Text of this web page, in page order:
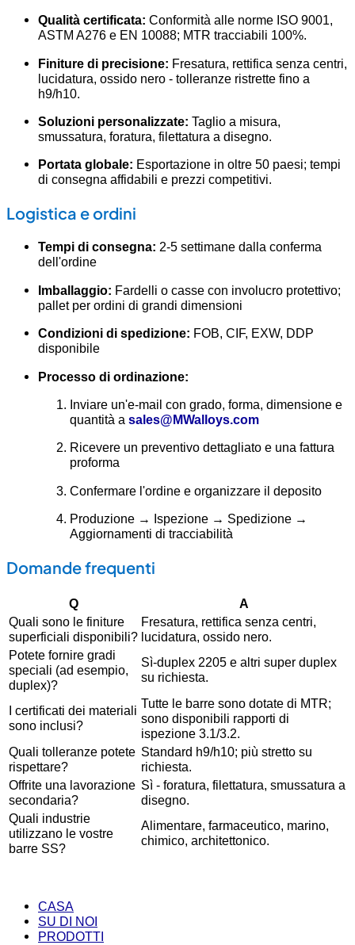
Qualità certificata: Conformità alle norme ISO 9001,
ASTM A276 e EN 10088; MTR tracciabili 100%.
Finiture di precisione: Fresatura, rettifica senza centri,
lucidatura, ossido nero - tolleranze ristrette fino a
h9/h10.
Soluzioni personalizzate: Taglio a misura,
smussatura, foratura, filettatura a disegno.
Portata globale: Esportazione in oltre 50 paesi; tempi
di consegna affidabili e prezzi competitivi.
Logistica e ordini
Tempi di consegna: 2-5 settimane dalla conferma
dell'ordine
Imballaggio: Fardelli o casse con involucro protettivo;
pallet per ordini di grandi dimensioni
Condizioni di spedizione: FOB, CIF, EXW, DDP
disponibile
Processo di ordinazione:
Inviare un'e-mail con grado, forma, dimensione e
quantità a sales@MWalloys.com
Ricevere un preventivo dettagliato e una fattura
proforma
Confermare l'ordine e organizzare il deposito
Produzione → Ispezione → Spedizione →
Aggiornamenti di tracciabilità
Domande frequenti
Q
A
Quali sono le finiture
superficiali disponibili?
Fresatura, rettifica senza centri,
lucidatura, ossido nero.
Potete fornire gradi
speciali (ad esempio,
duplex)?
Sì-duplex 2205 e altri super duplex
su richiesta.
I certificati dei materiali
sono inclusi?
Tutte le barre sono dotate di MTR;
sono disponibili rapporti di
ispezione 3.1/3.2.
Quali tolleranze potete
rispettare?
Standard h9/h10; più stretto su
richiesta.
Offrite una lavorazione
secondaria?
Sì - foratura, filettatura, smussatura a
disegno.
Quali industrie
utilizzano le vostre
barre SS?
Alimentare, farmaceutico, marino,
chimico, architettonico.
CASA
SU DI NOI
PRODOTTI